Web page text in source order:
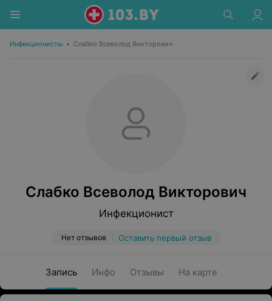
Инфекционисты • Слабко Всеволод Викторович
Слабко Всеволод Викторович
Инфекционист
Нет отзывов Оставить первый отзыв
Запись Инфо Отзывы На карте